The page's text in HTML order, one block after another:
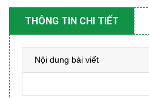
THÔNG TIN CHI TIẾT
Nội dung bài viết